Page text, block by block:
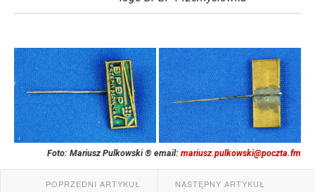
Foto: Mariusz Pulkowski ® email: mariusz.pulkowski@poczta.fm
POPRZEDNI ARTYKUŁ NASTĘPNY ARTYKUŁ